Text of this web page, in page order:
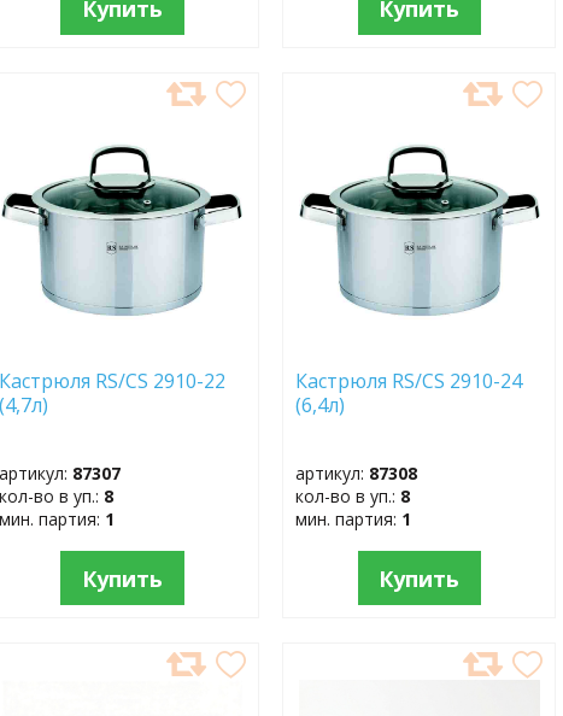
Купить Купить
ИЗБРАННОЕ
Кастрюля RS/CS 2910-22
(4,7л)
артикул: 87307
кол-во в уп.: 8
мин. партия: 1
Купить
ИЗБРАННОЕ
Кастрюля RS/CS 2910-24
(6,4л)
артикул: 87308
кол-во в уп.: 8
мин. партия: 1
Купить